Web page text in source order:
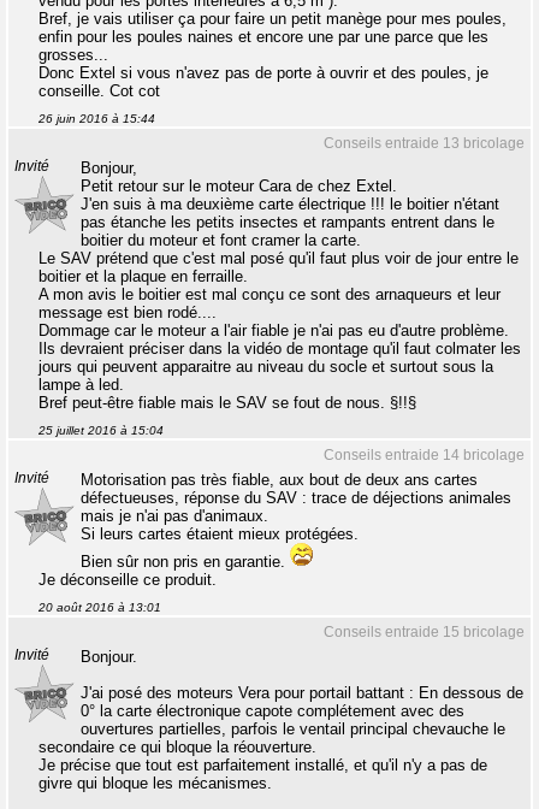
Bref, je vais utiliser ça pour faire un petit manège pour mes poules,
enfin pour les poules naines et encore une par une parce que les
grosses...
Donc Extel si vous n'avez pas de porte à ouvrir et des poules, je
conseille. Cot cot
26 juin 2016 à 15:44
Conseils entraide 13 bricolage
Invité
Bonjour,
Petit retour sur le moteur Cara de chez Extel.
J'en suis à ma deuxième carte électrique !!! le boitier n'étant
pas étanche les petits insectes et rampants entrent dans le
boitier du moteur et font cramer la carte.
Le SAV prétend que c'est mal posé qu'il faut plus voir de jour entre le
boitier et la plaque en ferraille.
A mon avis le boitier est mal conçu ce sont des arnaqueurs et leur
message est bien rodé....
Dommage car le moteur a l'air fiable je n'ai pas eu d'autre problème.
Ils devraient préciser dans la vidéo de montage qu'il faut colmater les
jours qui peuvent apparaitre au niveau du socle et surtout sous la
lampe à led.
Bref peut-être fiable mais le SAV se fout de nous. §!!§
25 juillet 2016 à 15:04
Conseils entraide 14 bricolage
Invité
Motorisation pas très fiable, aux bout de deux ans cartes
défectueuses, réponse du SAV : trace de déjections animales
mais je n'ai pas d'animaux.
Si leurs cartes étaient mieux protégées.
Bien sûr non pris en garantie.
Je déconseille ce produit.
20 août 2016 à 13:01
Conseils entraide 15 bricolage
Invité
Bonjour.
J'ai posé des moteurs Vera pour portail battant : En dessous de
0° la carte électronique capote complétement avec des
ouvertures partielles, parfois le ventail principal chevauche le
secondaire ce qui bloque la réouverture.
Je précise que tout est parfaitement installé, et qu'il n'y a pas de
givre qui bloque les mécanismes.